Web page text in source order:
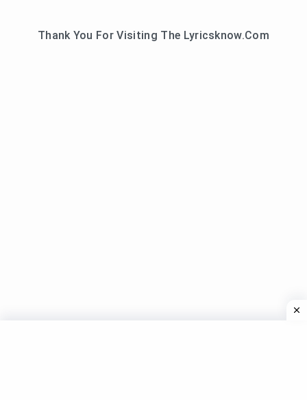
Thank You For Visiting The Lyricsknow.Com